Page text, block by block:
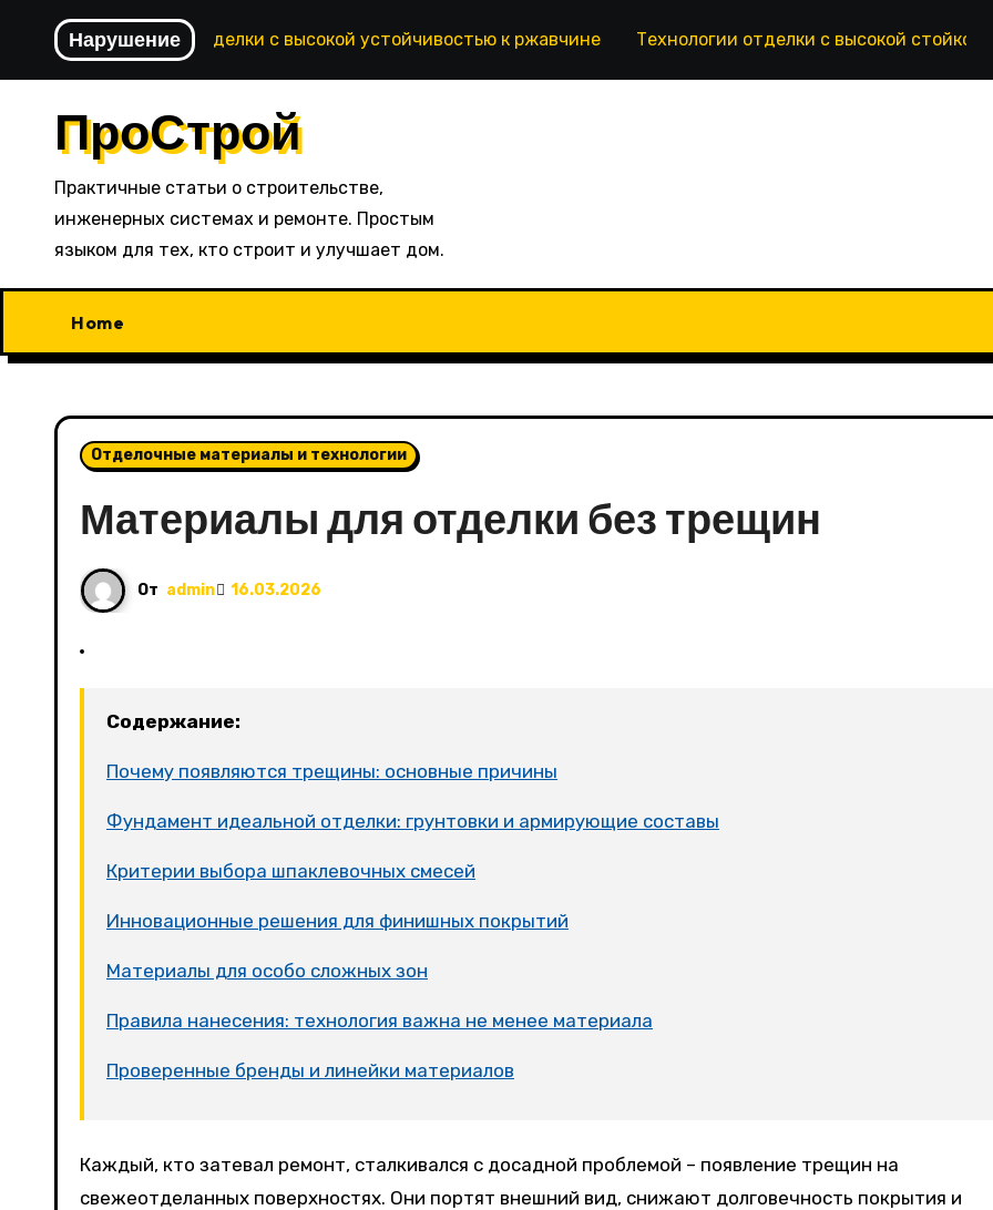
Перейти
содержимому
Нарушение
Технологии отделки с высокой устойчивостью к ржавчине Технологии отделки с высокой
ПроСтрой
Практичные статьи о строительстве,
инженерных системах и ремонте. Простым
языком для тех, кто строит и улучшает дом.
Home
Отделочные материалы и технологии
Материалы для отделки без трещин
От admin 16.03.2026
Содержание:
Почему появляются трещины: основные причины
Фундамент идеальной отделки: грунтовки и армирующие составы
Критерии выбора шпаклевочных смесей
Инновационные решения для финишных покрытий
Материалы для особо сложных зон
Правила нанесения: технология важна не менее материала
Проверенные бренды и линейки материалов
Каждый, кто затевал ремонт, сталкивался с досадной проблемой – появление трещин на
свежеотделанных поверхностях. Они портят внешний вид, снижают долговечность покрытия и